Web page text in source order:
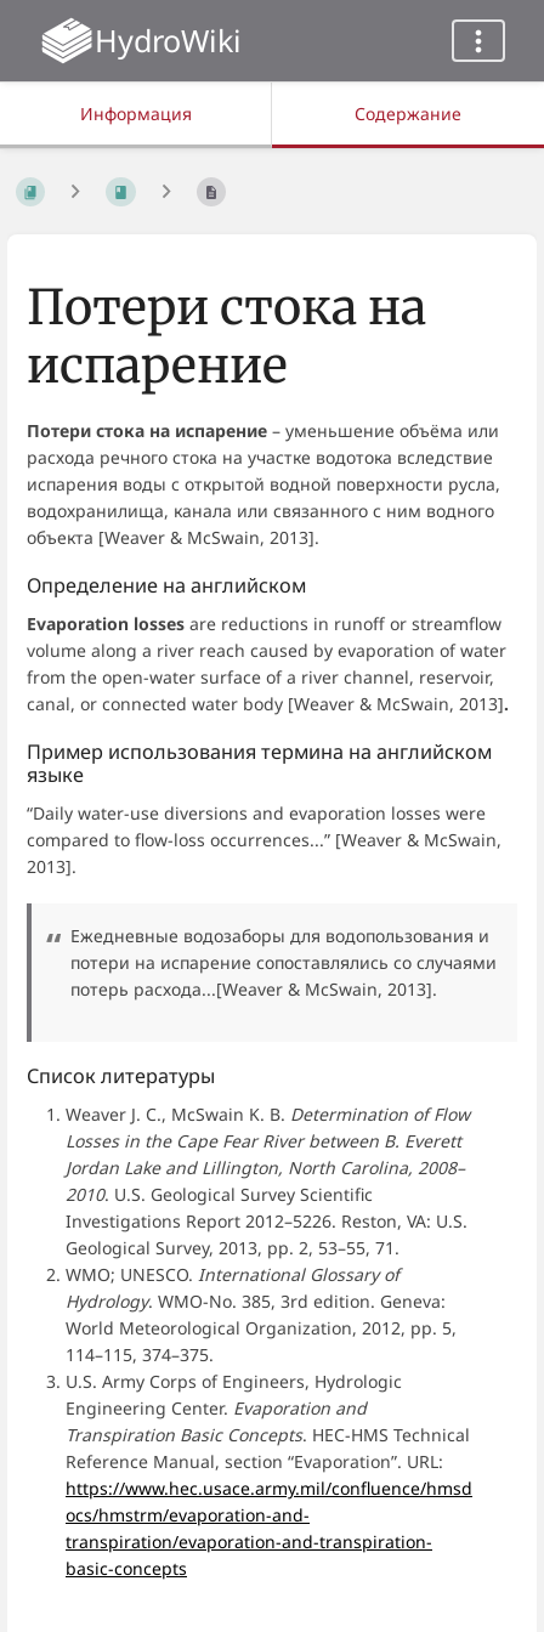
HydroWiki
Информация Содержание
Потери стока на
испарение
Потери стока на испарение – уменьшение объёма или
расхода речного стока на участке водотока вследствие
испарения воды с открытой водной поверхности русла,
водохранилища, канала или связанного с ним водного
объекта [Weaver & McSwain, 2013].
Определение на английском
Evaporation losses are reductions in runoff or streamflow
volume along a river reach caused by evaporation of water
from the open-water surface of a river channel, reservoir,
canal, or connected water body [Weaver & McSwain, 2013].
Пример использования термина на английском
языке
“Daily water-use diversions and evaporation losses were
compared to flow-loss occurrences...” [Weaver & McSwain,
2013].
Ежедневные водозаборы для водопользования и
потери на испарение сопоставлялись со случаями
потерь расхода...[Weaver & McSwain, 2013].
Список литературы
Weaver J. C., McSwain K. B. Determination of Flow
Losses in the Cape Fear River between B. Everett
Jordan Lake and Lillington, North Carolina, 2008–
2010. U.S. Geological Survey Scientific
Investigations Report 2012–5226. Reston, VA: U.S.
Geological Survey, 2013, pp. 2, 53–55, 71.
WMO; UNESCO. International Glossary of
Hydrology. WMO-No. 385, 3rd edition. Geneva:
World Meteorological Organization, 2012, pp. 5,
114–115, 374–375.
U.S. Army Corps of Engineers, Hydrologic
Engineering Center. Evaporation and
Transpiration Basic Concepts. HEC-HMS Technical
Reference Manual, section “Evaporation”. URL:
https://www.hec.usace.army.mil/confluence/hmsd
ocs/hmstrm/evaporation-and-
transpiration/evaporation-and-transpiration-
basic-concepts